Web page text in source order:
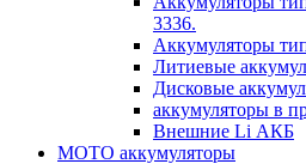
3336.
Аккумуляторы
Литиевые
Дисковые
аккумуляторы в
Внешние Li АКБ
МОТО аккумуляторы